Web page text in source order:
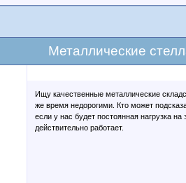
Металлические
Ищу качественные металлические
же время недорогими. Кто может
если у нас будет постоянная нагрузка
действительно работает.